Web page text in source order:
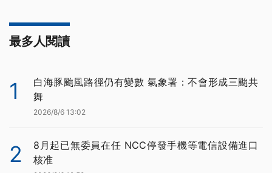
最多人閱讀
1
白海豚颱風路徑仍有變數 氣象署：不會形成三颱共
舞
2026/8/6 13:02
2
8月起已無委員在任 NCC停發手機等電信設備進口
核准